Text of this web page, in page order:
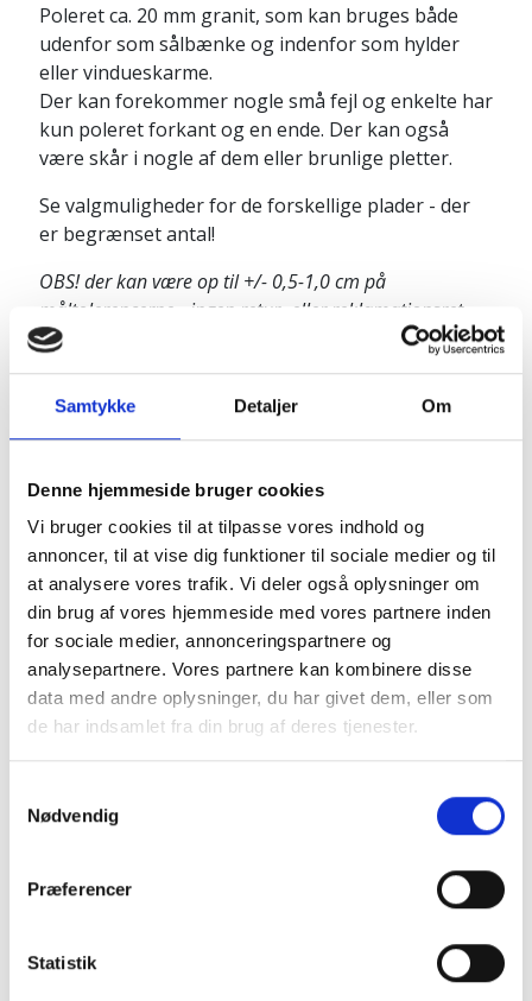
Samtykke Detaljer Om
Denne hjemmeside bruger cookies
Vi bruger cookies til at tilpasse vores indhold og
annoncer, til at vise dig funktioner til sociale medier og til
at analysere vores trafik. Vi deler også oplysninger om
din brug af vores hjemmeside med vores partnere inden
for sociale medier, annonceringspartnere og
analysepartnere. Vores partnere kan kombinere disse
data med andre oplysninger, du har givet dem, eller som
de har indsamlet fra din brug af deres tjenester.
Nødvendig
Præferencer
Statistik
Poleret ca. 20 mm granit, som kan bruges både
udenfor som sålbænke og indenfor som hylder
eller vindueskarme.
Der kan forekommer nogle små fejl og enkelte har
kun poleret forkant og en ende. Der kan også
være skår i nogle af dem eller brunlige pletter.
Se valgmuligheder for de forskellige plader - der
er begrænset antal!
OBS! der kan være op til +/- 0,5-1,0 cm på
måltolerencerne - ingen retur- eller reklamationsret.
Tilbuddet gælder kun, så længe lager haves.
Passer størrelserne ikke helt, så kan vi naturligvis
muligheder/priser ved at klikke på tilpasset til dine
mål efter, at du har lagt en plade i kurven.
Pakkes og sendes på emballagetype: Spidsbuk
forsendelsen ser ubeskadiget ud.